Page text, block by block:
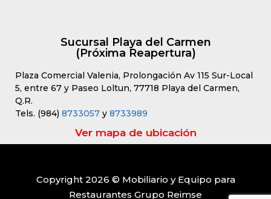
Sucursal Playa del Carmen
(Próxima Reapertura)
Plaza Comercial Valenia, Prolongación Av 115 Sur-Local
5, entre 67 y Paseo Loltun, 77718 Playa del Carmen,
Q.R.
Tels. (984) 8733057 y 8733989
Ver mapa de ubicación
Copyright 2026 © Mobiliario y Equipo para
Restaurantes Grupo Reimse